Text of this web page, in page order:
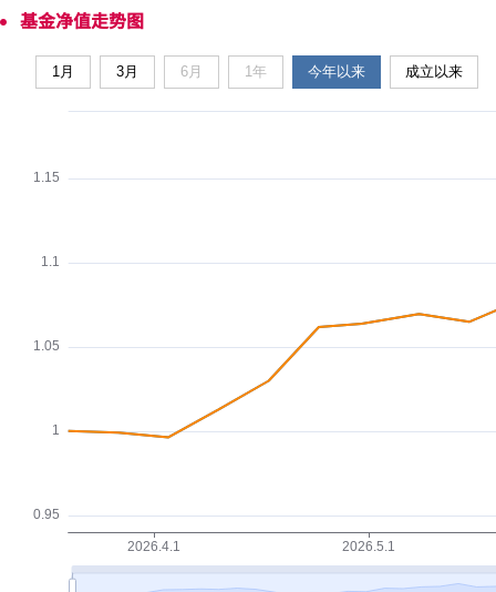
基金净值走势图
1月 3月 6月 1年 今年以来 成立以来